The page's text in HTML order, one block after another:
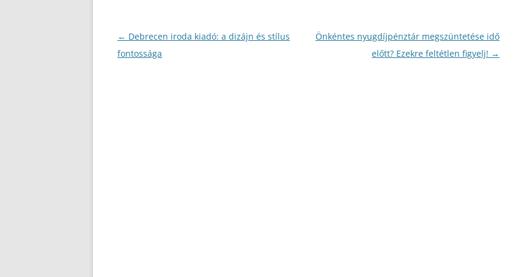
Bejegyzés
navigáció
← Debrecen iroda kiadó: a dizájn és stílus
fontossága
Önkéntes nyugdíjpénztár megszüntetése idő
előtt? Ezekre feltétlen figyelj! →